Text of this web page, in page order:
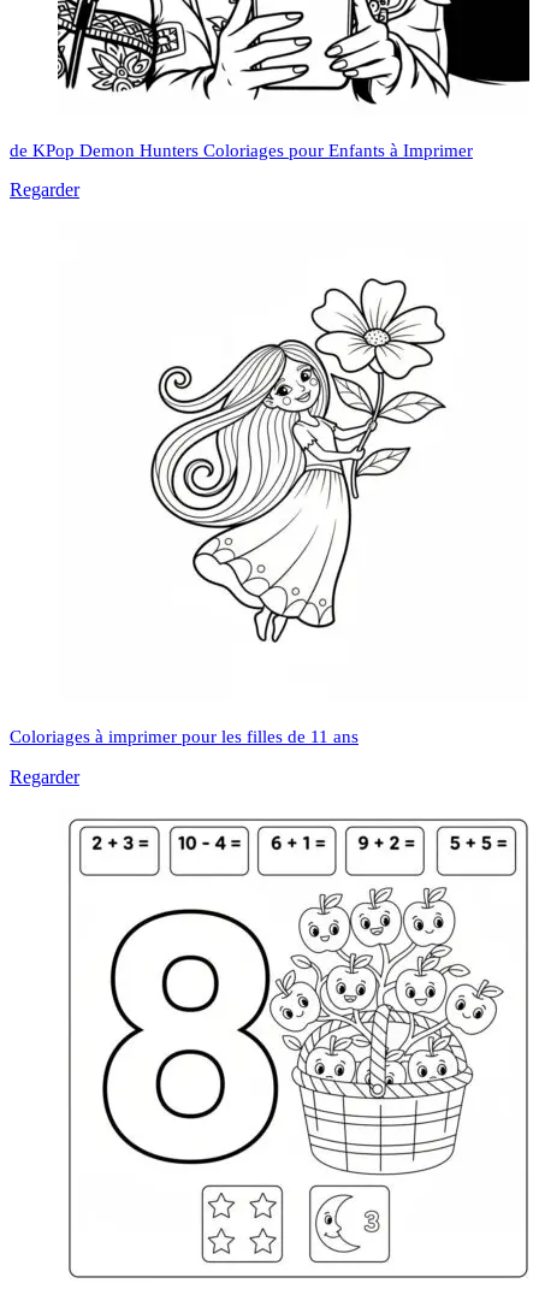
de KPop Demon Hunters Coloriages pour Enfants à Imprimer
Regarder
Coloriages à imprimer pour les filles de 11 ans
Regarder